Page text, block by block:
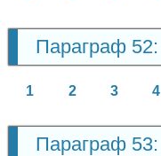
Параграф 52:
1 2 3 4
Параграф 53: